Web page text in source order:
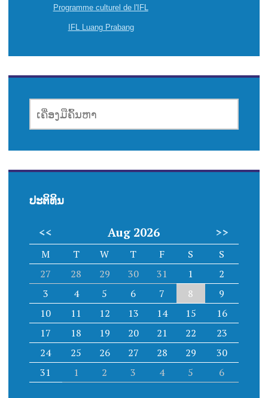
Programme culturel de l'IFL
IFL Luang Prabang
ເຄື່ອງມື
ຄົ້ນຫາ
ປະຕິທິນ
<< Aug 2026 >>
M T W T F S
S
27
28 29 30 31 1
2
3
4 5 6 7 8
9
10
11 12 13 14 15
16
17
18 19 20 21 22
23
24
25 26 27 28 29
30
31
1 2 3 4 5 6